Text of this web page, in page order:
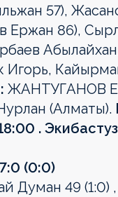
57),
Ержан 86),
Игорь,
ЖАНТУГАНОВ
(Алматы).
.
(0:0)
Думан 49 (1:0)